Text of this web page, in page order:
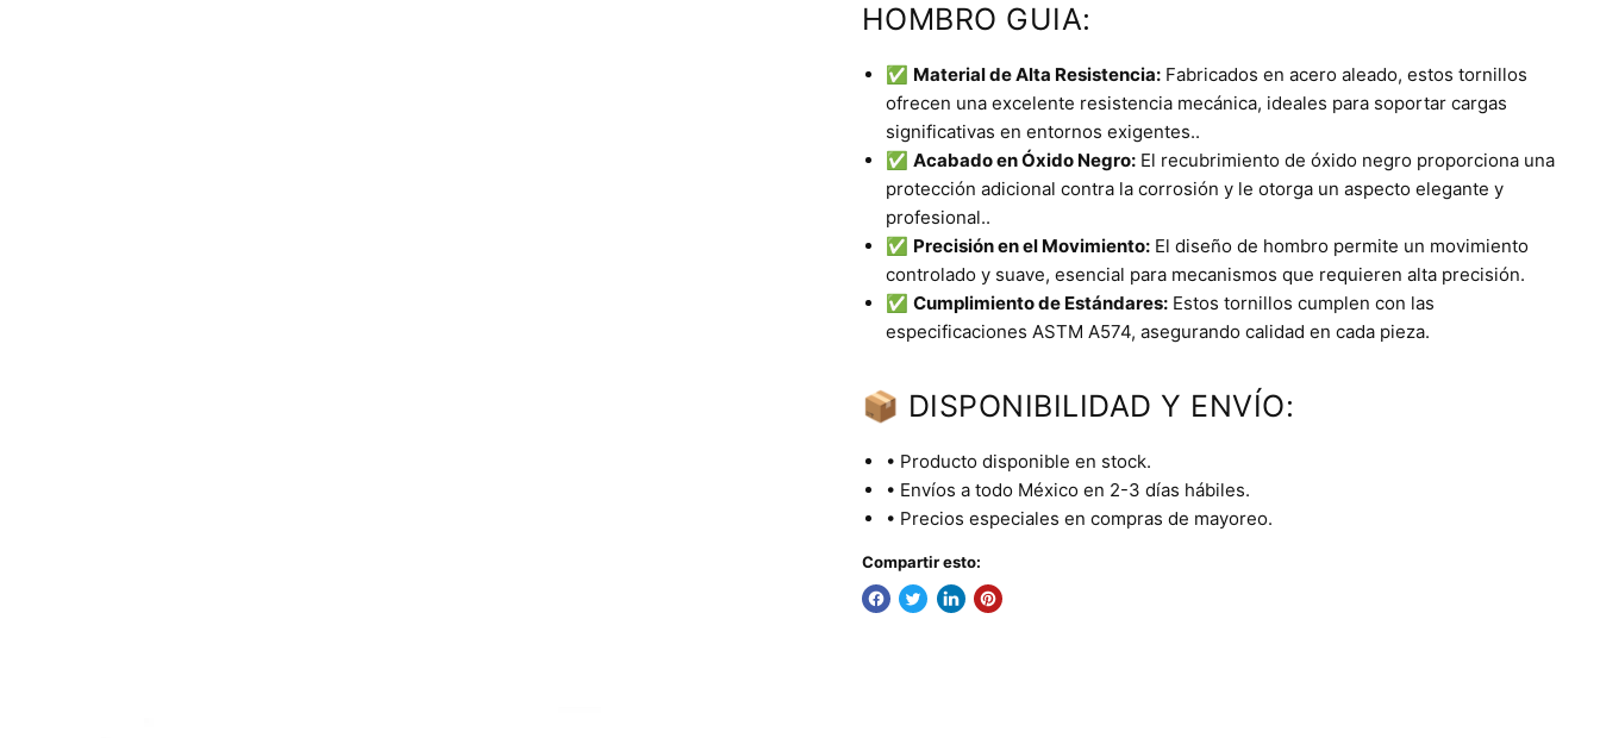
HOMBRO GUIA:
✅ Material de Alta Resistencia:Fabricados en acero aleado, estos tornillos
ofrecen una excelente resistencia mecánica, ideales para soportar cargas
significativas en entornos exigentes..
✅ Acabado en Óxido Negro:El recubrimiento de óxido negro proporciona una
protección adicional contra la corrosión y le otorga un aspecto elegante y
profesional..
✅ Precisión en el Movimiento:El diseño de hombro permite un movimiento
controlado y suave, esencial para mecanismos que requieren alta precisión.
✅ Cumplimiento de Estándares:Estos tornillos cumplen con las
especificaciones ASTM A574, asegurando calidad en cada pieza.
📦 DISPONIBILIDAD Y ENVÍO:
• Producto disponible en stock.
• Envíos a todo México en 2-3 días hábiles.
• Precios especiales en compras de mayoreo.
Compartir esto: